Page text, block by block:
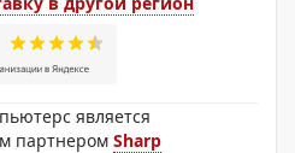
является
партнером Sharp